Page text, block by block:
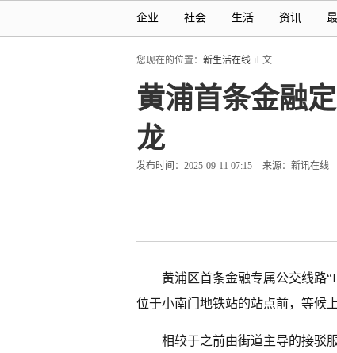
企业 社会 生活 资讯
您现在的位置： 新生活在线 正文
黄浦首条金融
龙
发布时间：2025-09-11 07:15 来源：新讯在线
黄浦区首条金融专属公交线路
位于小南门地铁站的站点前，等候
相较于之前由街道主导的接驳